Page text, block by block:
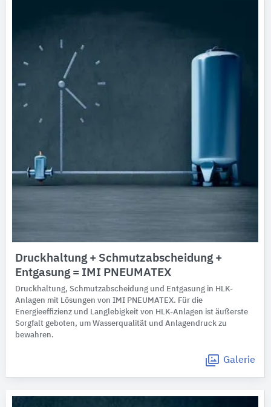
Druckhaltung + Schmutzabscheidung +
Entgasung = IMI PNEUMATEX
Druckhaltung, Schmutzabscheidung und Entgasung in HLK-
Anlagen mit Lösungen von IMI PNEUMATEX. Für die
Energieeffizienz und Langlebigkeit von HLK-Anlagen ist äußerste
Sorgfalt geboten, um Wasserqualität und Anlagendruck zu
bewahren.
Galerie